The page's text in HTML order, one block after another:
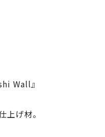
Wall』
上げ材。